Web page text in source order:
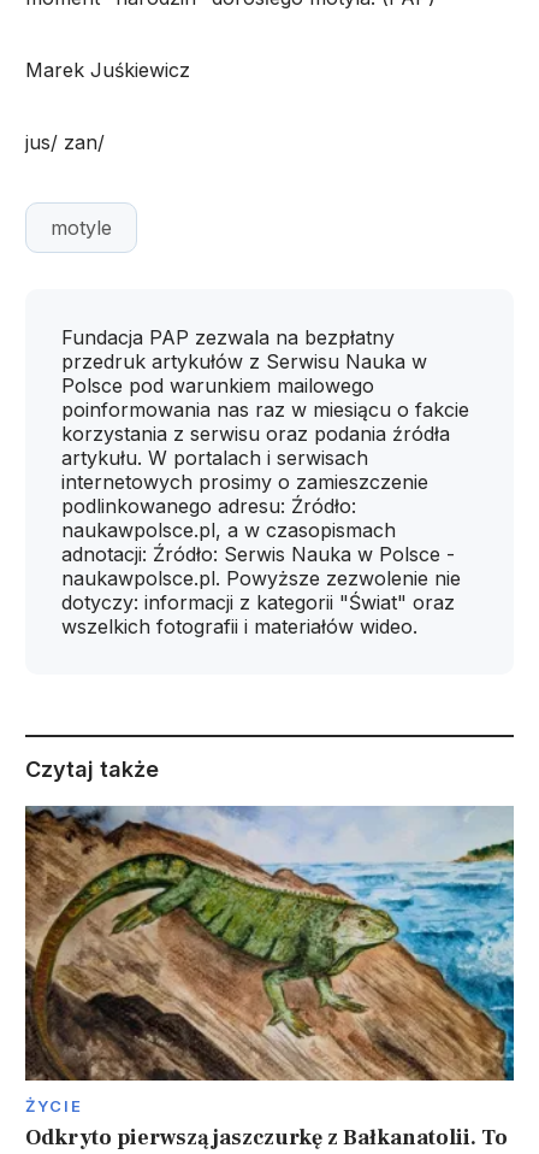
Marek Juśkiewicz
jus/ zan/
motyle
Fundacja PAP zezwala na bezpłatny
przedruk artykułów z Serwisu Nauka w
Polsce pod warunkiem mailowego
poinformowania nas raz w miesiącu o fakcie
korzystania z serwisu oraz podania źródła
artykułu. W portalach i serwisach
internetowych prosimy o zamieszczenie
podlinkowanego adresu: Źródło:
naukawpolsce.pl, a w czasopismach
adnotacji: Źródło: Serwis Nauka w Polsce -
naukawpolsce.pl. Powyższe zezwolenie nie
dotyczy: informacji z kategorii "Świat" oraz
wszelkich fotografii i materiałów wideo.
Czytaj także
ŻYCIE
Odkryto pierwszą jaszczurkę z Bałkanatolii. To